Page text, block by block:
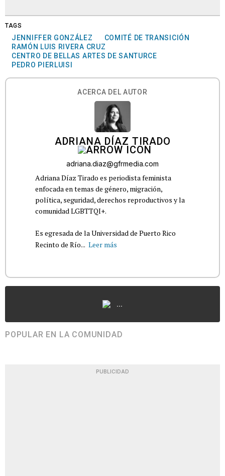
TAGS
JENNIFFER GONZÁLEZ
COMITÉ DE TRANSICIÓN
RAMÓN LUIS RIVERA CRUZ
CENTRO DE BELLAS ARTES DE SANTURCE
PEDRO PIERLUISI
ACERCA DEL AUTOR
ADRIANA DÍAZ TIRADO
adriana.diaz@gfrmedia.com
Adriana Díaz Tirado es periodista feminista
enfocada en temas de género, migración,
política, seguridad, derechos reproductivos y la
comunidad LGBTTQI+.
Es egresada de la Universidad de Puerto Rico
Recinto de Río... Leer más
...
POPULAR EN LA COMUNIDAD
PUBLICIDAD